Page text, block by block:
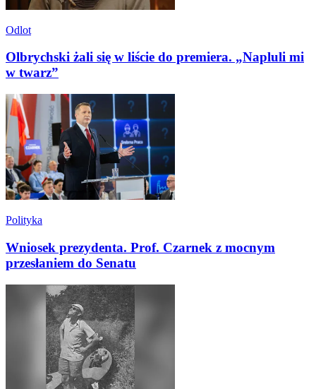
Odlot
Olbrychski żali się w liście do premiera. „Napluli mi
w twarz”
Polityka
Wniosek prezydenta. Prof. Czarnek z mocnym
przesłaniem do Senatu